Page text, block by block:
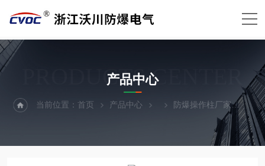
PRODUCTS CENTER
产品中心
当前位置：首页 产品中心 防爆操作柱厂家